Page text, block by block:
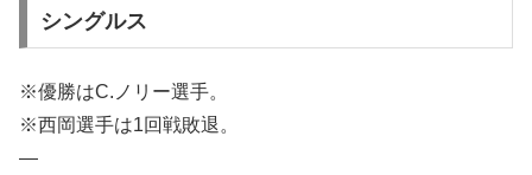
シングルス
※優勝はC.ノリー選手。
※西岡選手は1回戦敗退。
—